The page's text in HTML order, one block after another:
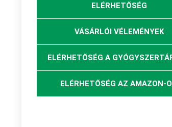
ELÉRHETŐSÉG
VÁSÁRLÓI VÉLEMÉNYEK
ELÉRHETŐSÉG A
ELÉRHETŐSÉG AZ AMAZON-